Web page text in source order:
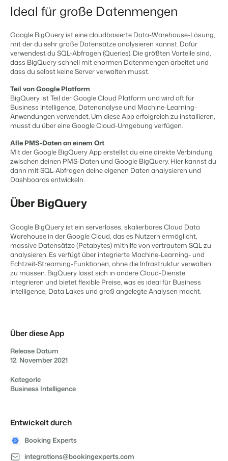
Triff Entscheidungen, die sich auf Zahlen und Fakten beruhen.
Eigentümerverwaltung
Zeige dich gegenüber Fewo- Eigentümern transparent.
Wechseln
Bist du bereit für den nächsten Schritt?
Website Integration
Du hast bereits eine Website? Binde sie ein!
BEX CMS
Website für Vermietungen
Lass deine Marke mit unserem Webbaukasten aufblühen.
Website für Immobilien
Generiere Leads für den Verkauf deiner Ferienimmobilie.
BEX Linguist
Begrüße Gäste in ihrer Landessprache.
Online-Marketing
Marketing
Immobilien Marketing
Dein Projekt im Handumdrehen ausverkauft.
Premium BI-Tool
Hotelzimmer, Appartements, B&Bs und Pensionen.
Vermietungsagenturen
Exklusive Vermietung und Reseller.
Projektentwicklung
Immobilien und Neubauprojekte.
Ferienparkgruppen und -ketten
Ketten und eigenständige Marken
Verbreite dein Angebot auf
relevante Channels und
erreiche deine Zielgruppe.
Lerne uns auf verschiedenen Veranstaltungen kennen.
Kundenstories
Das sagen unsere Nutzer.
Kontakt
Customer Success
Erhalte Antworten auf deine Fragen.
Wechseln
Bist du bereit für den nächsten Schritt?
Lass uns gemeinsam die Branche transformieren.
Software Entwickler
Entwickle deine Lösung mit unserer offenen API.
Trust Center
Vertrauen bei Booking Experts
Customer Success
Erhalte Antworten auf deine Fragen.
Jobs
Finde hier deinen neuen Traumjob!
Lerne unsere Kultur & Werte kennen.
Für Campingplätze
Anmelden
DE
Content Management
Integriere mit jedem CMS
Facility Management
Optimiere deine Betriebsabläufe
Revenue Management
Optimalisiere dein Pricing
Gesetzeskonforme Unternehmensführung
Buchhaltung
Führe deine Kassenbücher ordnungsgemäß
POS-Systeme
Kommunikation
Strukturiere deine Gästekommunikatiom
Energiesysteme
Behalte deinen Energieverbrauch im Blick
Die passende App nicht dabei?
APPS
Kontaktiere unsere Berater, um
die Möglichkeiten zu
besprechen.
Kontaktiere uns
Kontaktiere uns
Ideal für große Datenmengen
Google BigQuery ist eine cloudbasierte Data-Warehouse-Lösung,
mit der du sehr große Datensätze analysieren kannst. Dafür
verwendest du SQL-Abfragen (Queries). Die größten Vorteile sind,
dass BigQuery schnell mit enormen Datenmengen arbeitet und
dass du selbst keine Server verwalten musst.
Teil von Google Platform
BigQuery ist Teil der Google Cloud Platform und wird oft für
Business Intelligence, Datenanalyse und Machine-Learning-
Anwendungen verwendet. Um diese App erfolgreich zu installieren,
musst du über eine Google Cloud-Umgebung verfügen.
Alle PMS-Daten an einem Ort
Mit der Google BigQuery App erstellst du eine direkte Verbindung
zwischen deinen PMS-Daten und Google BigQuery. Hier kannst du
dann mit SQL-Abfragen deine eigenen Daten analysieren und
Dashboards entwickeln.
Über BigQuery
Google BigQuery ist ein serverloses, skalierbares Cloud Data
Warehouse in der Google Cloud, das es Nutzern ermöglicht,
massive Datensätze (Petabytes) mithilfe von vertrautem SQL zu
analysieren. Es verfügt über integrierte Machine-Learning- und
Echtzeit-Streaming-Funktionen, ohne die Infrastruktur verwalten
zu müssen. BigQuery lässt sich in andere Cloud-Dienste
integrieren und bietet flexible Preise, was es ideal für Business
Intelligence, Data Lakes und groß angelegte Analysen macht.
Über diese App
Release Datum
12. November 2021
Kategorie
Business Intelligence
Entwickelt durch
Booking Experts
integrations@bookingexperts.com